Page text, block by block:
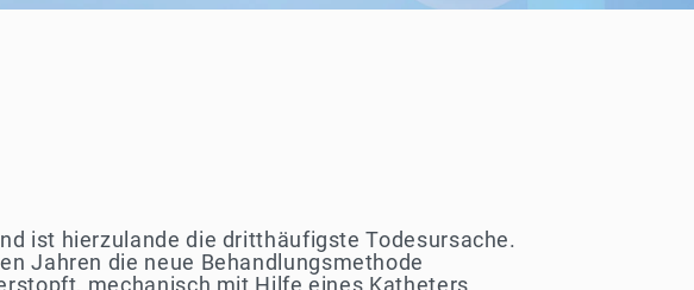
ist hierzulande die dritthäufigste Todesursache.
Jahren die neue Behandlungsmethode
mechanisch mit Hilfe eines Katheters